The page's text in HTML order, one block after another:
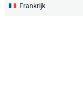
Frankrijk